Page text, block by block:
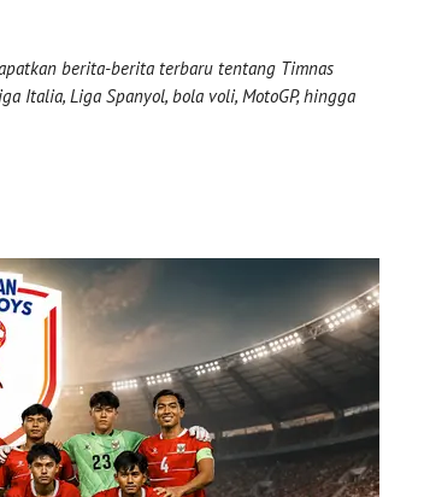
berita-berita terbaru tentang Timnas
Italia, Liga Spanyol, bola voli, MotoGP, hingga